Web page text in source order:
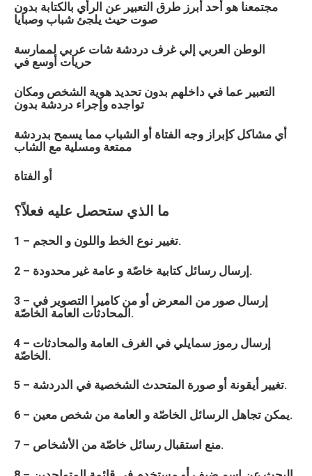
مجتمعنا هو أحد أبرز طرق التعبير عن الرأي بالكتابة بدون
صوت حيث يلجئ شباب وصبايا
الوطن العربي إلي غرف دردشة شات عربي لممارسة
حريات أوسع في
التعبير عما في داخلهم بدون تحديد هوية الشخص ومكان
تواجده وإجراء دردشة بدون
أي مشاكل كإبراز وجه الفتاة أو الشباب مما يسمح بدردشة
ممتعة ومسلية مع الشاب
أو الفتاة
ما الذي ستحصل عليه فعلاً؟
1 – تغيير نوع الخط واللون و الحجم.
2 – إرسال رسائل كتابية خاصّة و عامة غير محدودة.
3 – إرسال صور من المعرض أو من كاميرا التصوير في
المحادثات العامة الخاصّة.
4 – إرسال رموز سمايلي في الغرف العامة والمحادثات
الخاصّة.
5 – تغيير أيقونة أو صورة المتحدث الشخصية في الدردشة.
6 – يمكن تجاهل الرسائل الخاصّة و العامة من شخص معين.
7 – منع استقبال رسائل خاصّة من الأشخاص.